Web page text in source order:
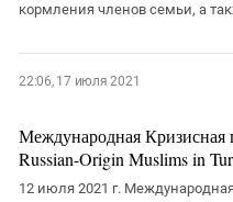
кормления членов семьи, а
22:06, 17 июля 2021
Международная Кризисная
Russian-Origin Muslims in
12 июля 2021 г.